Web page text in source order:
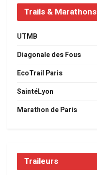
Trails & Marathons
UTMB
Diagonale des Fous
EcoTrail Paris
SaintéLyon
Marathon de Paris
Traileurs